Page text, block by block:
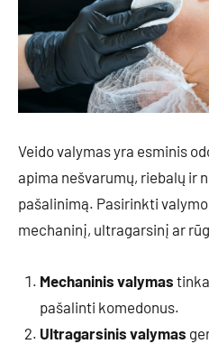
Veido valymas yra esminis
apima nešvarumų, riebalų ir
pašalinimą. Pasirinkti
mechaninį, ultragarsinį ar
Mechaninis valymas
pašalinti komedonus.
Ultragarsinis valymas